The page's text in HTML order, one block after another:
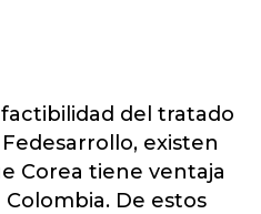
del tratado
existen
Corea tiene ventaja
De estos